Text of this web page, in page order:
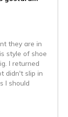
they are in
style of shoe
I returned
didn't slip in
I should